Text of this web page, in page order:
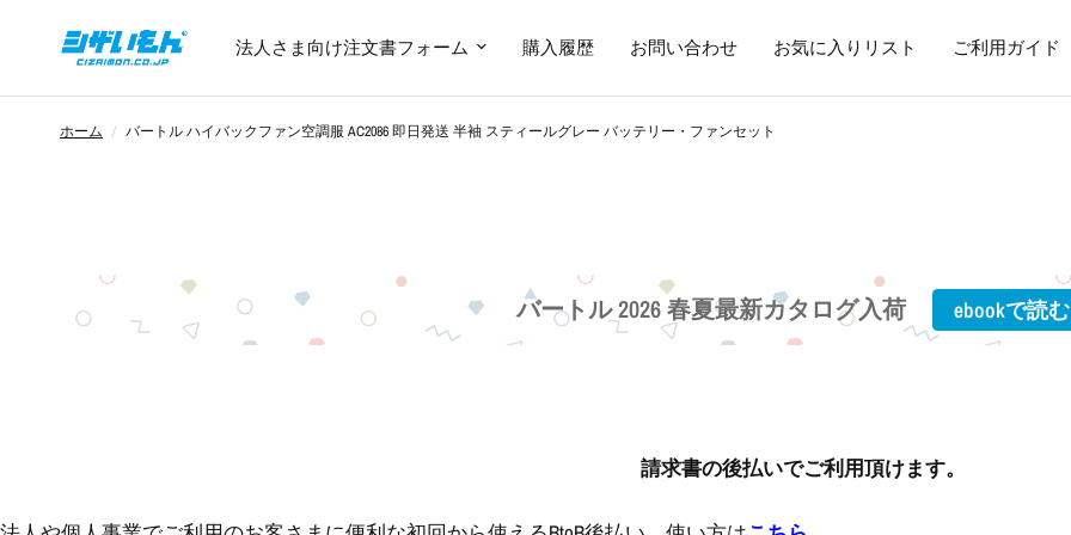
法人さま向け注文書フォーム 購入履歴 お問い合わせ お気に入りリスト ご利用ガイド
ホーム / バートル ハイバックファン空調服 AC2086 即日発送 半袖 スティールグレー バッテリー・ファンセット
バートル 2026 春夏最新カタログ入荷 ebookで読む
請求書の後払いでご利用頂けます。